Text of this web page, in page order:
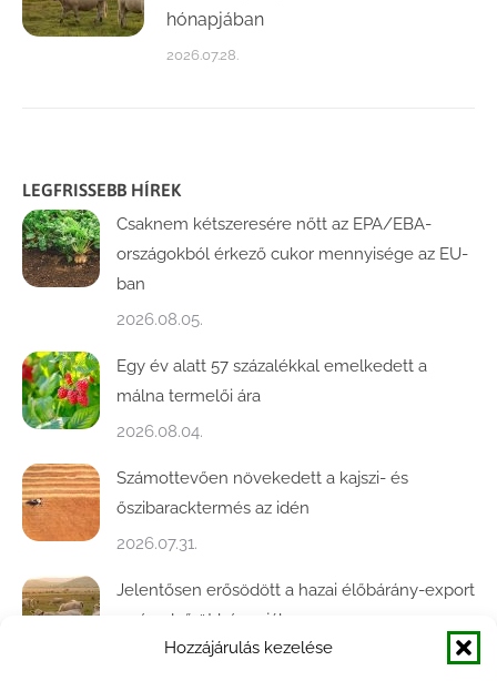
Hozzájárulás kezelése
hónapjában
2026.07.28.
LEGFRISSEBB HÍREK
Csaknem kétszeresére nőtt az EPA/EBA-
országokból érkező cukor mennyisége az EU-
ban
2026.08.05.
Egy év alatt 57 százalékkal emelkedett a
málna termelői ára
2026.08.04.
Számottevően növekedett a kajszi- és
őszibaracktermés az idén
2026.07.31.
Jelentősen erősödött a hazai élőbárány-export
az év első öt hónapjában
2026.07.28.